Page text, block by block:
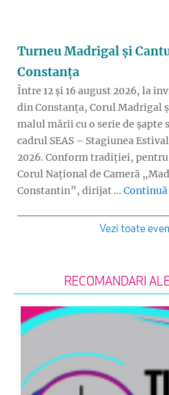
Turneu Madrigal și
Constanța
Între 12 și 16 august 2026, la
din Constanța, Corul Madrigal
malul mării cu o serie de șapte
cadrul SEAS – Stagiunea
2026. Conform tradiției,
Corul Național de Cameră
Constantin”, dirijat …
Vezi toate
RECOMANDARI